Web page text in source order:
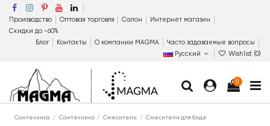
Производство Оптовая торговля Салон
Интернет магазин
Скидки до −60%
Блог
Контакты О компании MAGMA
Часто задаваемые вопросы
Русский
Wishlist (0)
0
Сантехника Сантехника Смесители Смесители для биде